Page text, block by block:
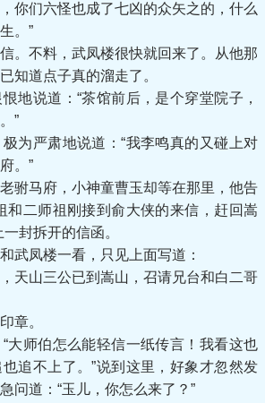
你们六怪也成了七凶的众矢之的，什么
。”
不料，武凤楼很快就回来了。从他那
知道点子真的溜走了。
说道：“茶馆前后，是个穿堂院子，
”
严肃地说道：“我李鸣真的又碰上对
。”
马府，小神童曹玉却等在那里，他告
和二师祖刚接到俞大侠的来信，赶回嵩
封拆开的信函。
凤楼一看，只见上面写道：
山三公已到嵩山，召请兄台和白二哥
章。
师伯怎么能轻信一纸传言！我看这也
追不上了。”说到这里，好象才忽然发
问道：“玉儿，你怎么来了？”